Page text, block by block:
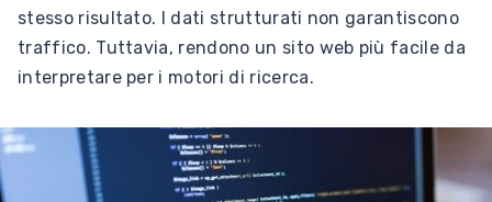
stesso risultato. I dati strutturati non garantiscono
traffico. Tuttavia, rendono un sito web più facile da
interpretare per i motori di ricerca.